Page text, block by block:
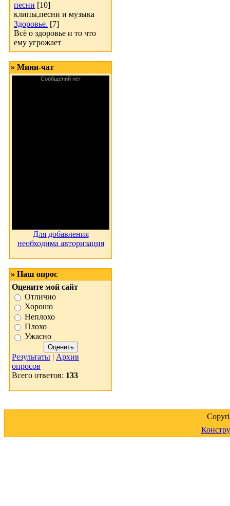
песни [10]
клипы,песни и музыка
Здоровье. [7]
Всё о здоровье и то что
ему угрожает
» Мини-чат
Для добавления
необходима авторизация
» Наш опрос
Оцените мой сайт
Отлично
Хорошо
Неплохо
Плохо
Ужасно
Результаты | Архив
опросов
Всего ответов: 133